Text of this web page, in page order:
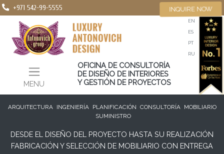
+971 542-99-5555
MENU
EN
ES
PT
RU
OFICINA DE CONSULTORÍA
DE DISEÑO DE INTERIORES
Y GESTIÓN DE PROYECTOS
INQUIRE NOW
ARQUITECTURA INGENIERÍA PLANIFICACIÓN CONSULTORÍA
MOBILIARIO
SUMINISTRO
DESDE EL DISEÑO DEL PROYECTO HASTA SU REALIZACIÓN
FABRICACIÓN Y SELECCIÓN DE MOBILIARIO CON ENTREGA